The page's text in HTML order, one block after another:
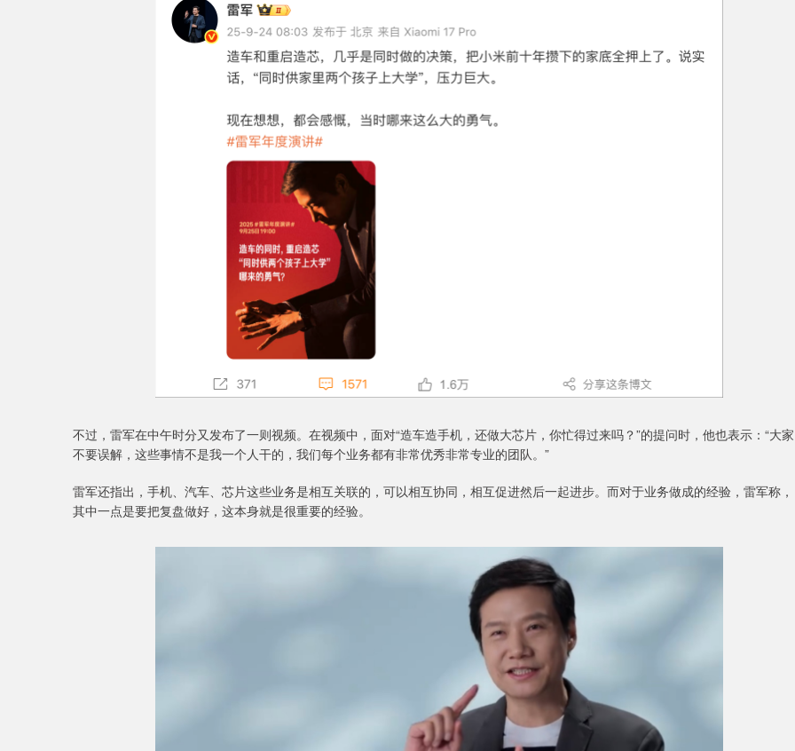
不过，雷军在中午时分又发布了一则视频。在视频中，面对“造车造手机，还做大芯片，你忙得过来吗？”的提问时，他也表示：“大家
不要误解，这些事情不是我一个人干的，我们每个业务都有非常优秀非常专业的团队。”
雷军还指出，手机、汽车、芯片这些业务是相互关联的，可以相互协同，相互促进然后一起进步。而对于业务做成的经验，雷军称，
其中一点是要把复盘做好，这本身就是很重要的经验。